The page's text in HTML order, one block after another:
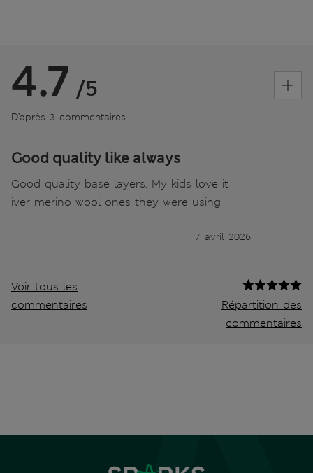
4.7 /5
D’après 3 commentaires
Good quality like always
Good quality base layers. My kids love it
iver merino wool ones they were using
7 avril 2026
Voir tous les
commentaires
Répartition des
commentaires